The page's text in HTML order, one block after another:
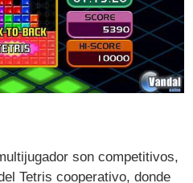
son competitivos,
Tetris cooperativo, donde